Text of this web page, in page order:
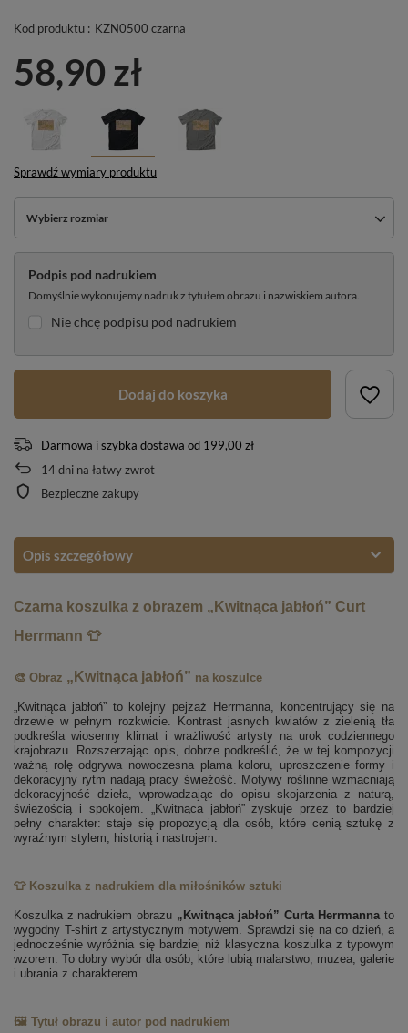
Kod produktu : KZN0500 czarna
58,90 zł
Sprawdź wymiary produktu
Wybierz rozmiar
Podpis pod nadrukiem
Domyślnie wykonujemy nadruk z tytułem obrazu i nazwiskiem autora.
Nie chcę podpisu pod nadrukiem
Dodaj do koszyka
Darmowa i szybka dostawa od 199,00 zł
14dni na łatwy zwrot
Bezpieczne zakupy
Opis szczegółowy
Czarna koszulka z obrazem „Kwitnąca jabłoń” Curt
Herrmann 👕
🎨 Obraz „Kwitnąca jabłoń” na koszulce
„Kwitnąca jabłoń” to kolejny pejzaż Herrmanna, koncentrujący się na
drzewie w pełnym rozkwicie. Kontrast jasnych kwiatów z zielenią tła
podkreśla wiosenny klimat i wrażliwość artysty na urok codziennego
krajobrazu. Rozszerzając opis, dobrze podkreślić, że w tej kompozycji
ważną rolę odgrywa nowoczesna plama koloru, uproszczenie formy i
dekoracyjny rytm nadają pracy świeżość. Motywy roślinne wzmacniają
dekoracyjność dzieła, wprowadzając do opisu skojarzenia z naturą,
świeżością i spokojem. „Kwitnąca jabłoń” zyskuje przez to bardziej
pełny charakter: staje się propozycją dla osób, które cenią sztukę z
wyraźnym stylem, historią i nastrojem.
👕 Koszulka z nadrukiem dla miłośników sztuki
Koszulka z nadrukiem obrazu „Kwitnąca jabłoń” Curta Herrmannato
wygodny T-shirt z artystycznym motywem. Sprawdzi się na co dzień, a
jednocześnie wyróżnia się bardziej niż klasyczna koszulka z typowym
wzorem. To dobry wybór dla osób, które lubią malarstwo, muzea, galerie
i ubrania z charakterem.
🖼️ Tytuł obrazu i autor pod nadrukiem